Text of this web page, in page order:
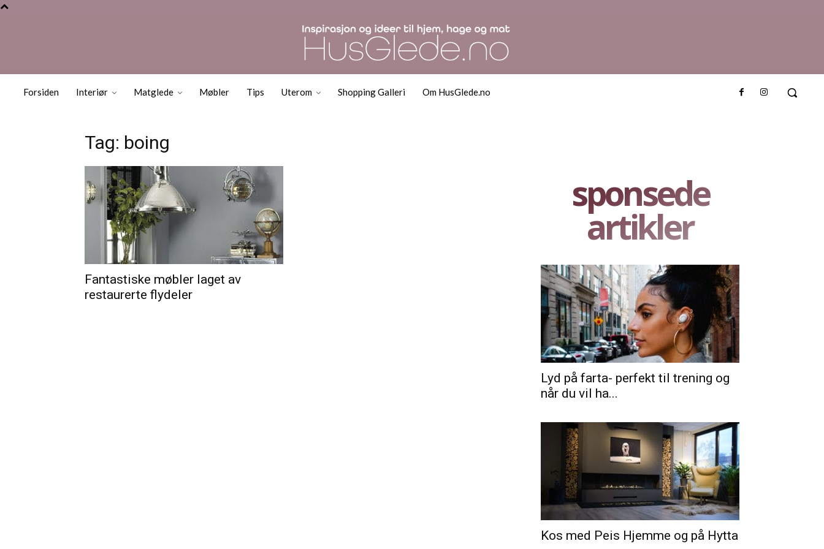
Forsiden Interiør Matglede Møbler Tips Uterom Shopping Galleri Om HusGlede.no
Tag: boing
Fantastiske møbler laget av
restaurerte flydeler
sponsede
artikler
Lyd på farta- perfekt til trening og
når du vil ha...
Kos med Peis Hjemme og på Hytta